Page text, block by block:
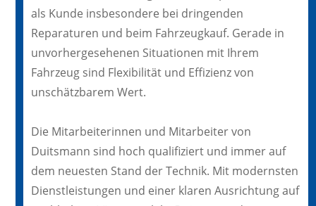
als Kunde insbesondere bei dringenden
Reparaturen und beim Fahrzeugkauf. Gerade in
unvorhergesehenen Situationen mit Ihrem
Fahrzeug sind Flexibilität und Effizienz von
unschätzbarem Wert.
Die Mitarbeiterinnen und Mitarbeiter von
Duitsmann sind hoch qualifiziert und immer auf
dem neuesten Stand der Technik. Mit modernsten
Dienstleistungen und einer klaren Ausrichtung auf